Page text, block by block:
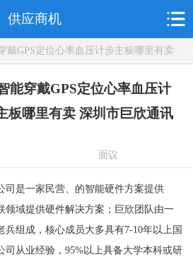
供应商机
戴GPS定位心率血压计步主板哪里有卖
司
能穿戴GPS定位心率血压计
板哪里有卖 深圳市巨欣通讯
面议
司是一家民营、的智能硬件方案提供
领域提供硬件解决方案；巨欣团队由一
兵组成，核心成员大多具有7-10年以上国
司从业经验，95%以上具备大学本科或研